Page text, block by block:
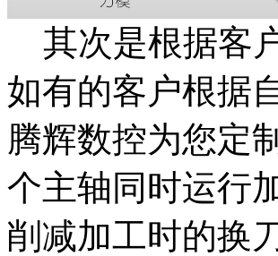
其次是根据客
如有的客户根据
腾辉数控为您定
个主轴同时运行
削减加工时的换